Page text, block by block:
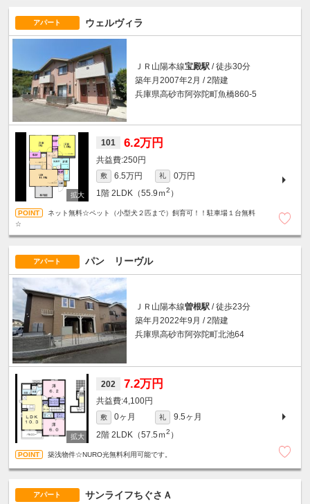
アパート ウェルヴィラ
ＪＲ山陽本線宝殿駅 / 徒歩30分
築年月2007年2月 / 2階建
兵庫県高砂市阿弥陀町魚橋860-5
101 6.2万円
250円
敷 6.5万円 礼
0万円
1階 2LDK（55.9ｍ2 ）
ネット無料☆ペット（小型犬２匹まで）飼育可！！駐車場１台無料
☆
アパート パン リーヴル
ＪＲ山陽本線曽根駅 / 徒歩23分
築年月2022年9月 / 2階建
兵庫県高砂市阿弥陀町北池64
202 7.2万円
4,100円
敷 0ヶ月 礼
9.5ヶ月
2階 2LDK（57.5ｍ2 ）
築浅物件☆NURO光無料利用可能です。
アパート サンライフちぐさＡ